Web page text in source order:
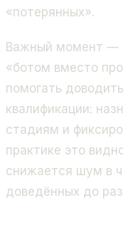
«потерянных».
Важный момент —
«ботом вместо
помогать
квалификации:
стадиям и
практике это
снижается шум в
доведённых до